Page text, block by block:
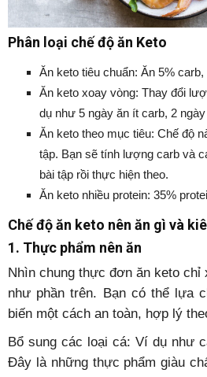
Phân loại chế độ ăn Keto
Ăn keto tiêu chuẩn: Ăn 5%
Ăn keto xoay vòng: Thay đổi
dụ như 5 ngày ăn ít carb, 2
Ăn keto theo mục tiêu: Chế độ
tập. Bạn sẽ tính lượng carb và
bài tập rồi thực hiện theo.
Ăn keto nhiều protein: 35%
Chế độ ăn keto nên ăn gì và
1. Thực phẩm nên ăn
Nhìn chung thực đơn ăn keto chỉ
như phần trên. Bạn có thể lựa
biến một cách an toàn, hợp lý
Bổ sung các loại cá: Ví dụ như
Đây là những thực phẩm giàu